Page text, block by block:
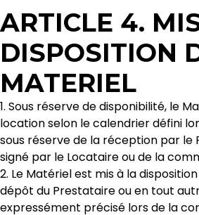
ARTICLE 4.
DISPOSITION
MATERIEL
1. Sous réserve de disponibilité, le
location selon le calendrier défini
sous réserve de la réception par le
signé par le Locataire ou de la
2. Le Matériel est mis à la
dépôt du Prestataire ou en tout
expressément précisé lors de la